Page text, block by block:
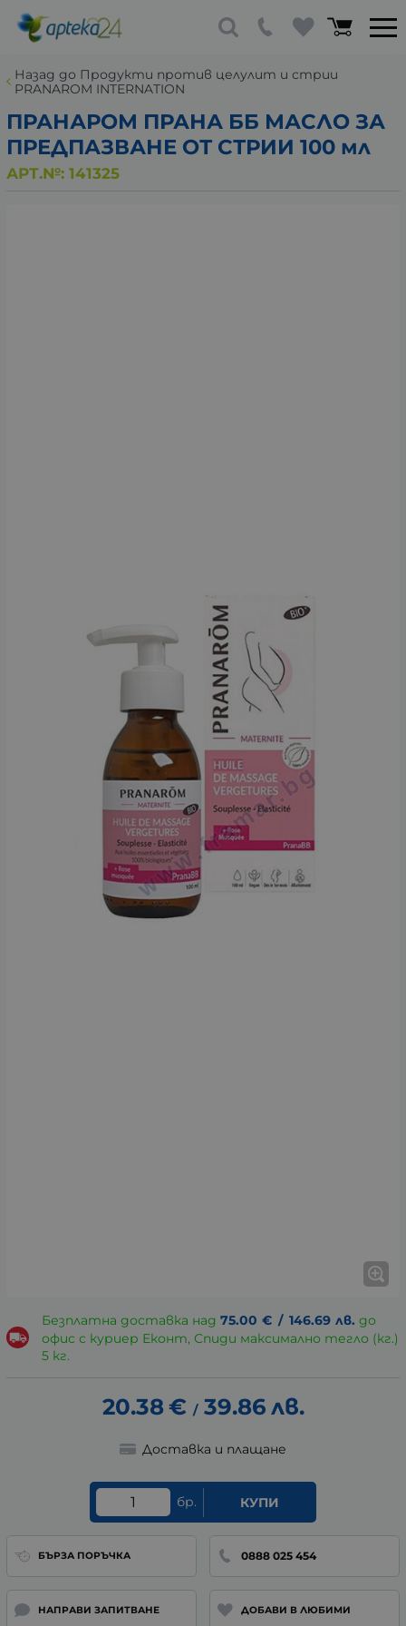
Назад до Продукти против целулит и стрии
PRANAROM INTERNATION
ПРАНАРОМ ПРАНА ББ МАСЛО ЗА
ПРЕДПАЗВАНЕ ОТ СТРИИ 100 мл
АРТ.№: 141325
Безплатна доставка над 75.00 € / 146.69 лв. до
офис с куриер Еконт, Спиди максимално тегло (кг.)
5 кг.
20.38€ / 39.86 лв.
Доставка и плащане
бр. КУПИ
БЪРЗА ПОРЪЧКА 0888 025 454
НАПРАВИ ЗАПИТВАНЕ ДОБАВИ В ЛЮБИМИ